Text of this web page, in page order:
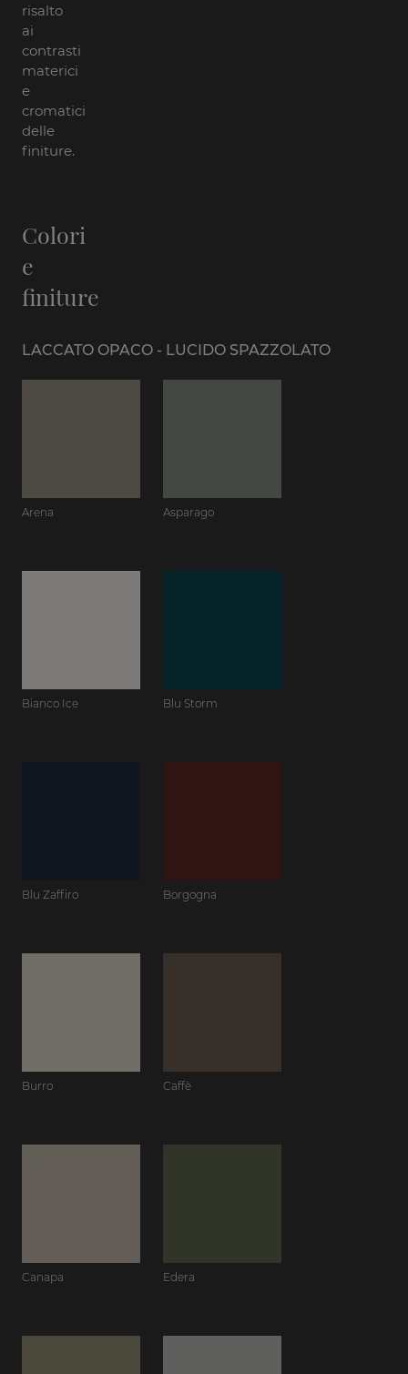
risalto
ai
contrasti
materici
e
cromatici
delle
finiture.
Colori
e
finiture
LACCATO OPACO - LUCIDO SPAZZOLATO
Arena Asparago
Bianco Ice Blu Storm
Blu Zaffiro Borgogna
Burro Caffè
Canapa Edera